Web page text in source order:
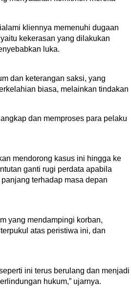
kliennya memenuhi dugaan
kekerasan yang dilakukan
luka.
dan keterangan saksi, yang
biasa, melainkan tindakan
dan memproses para pelaku
mendorong kasus ini hingga ke
ganti rugi perdata apabila
terhadap masa depan
yang mendampingi korban,
atas peristiwa ini, dan
ini terus berulang dan menjadi
hukum,” ujarnya.